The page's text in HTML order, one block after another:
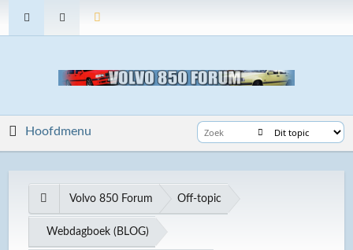
Hoofdmenu
Volvo 850 Forum Off-topic
Webdagboek (BLOG)